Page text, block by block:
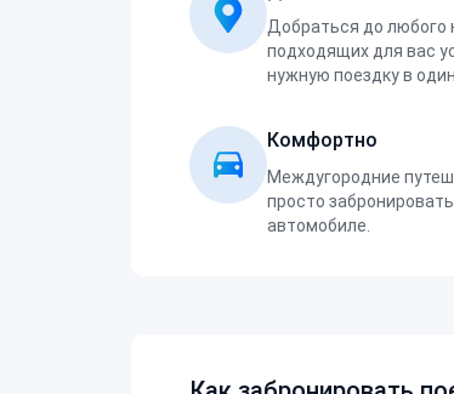
Добраться до любого
подходящих для вас
нужную поездку в один
Комфортно
Междугородние
просто
автомобиле.